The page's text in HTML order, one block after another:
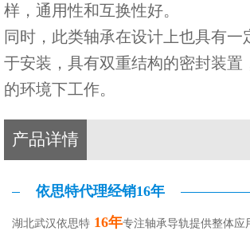
样，通用性和互换性好。
同时，此类轴承在设计上也具有一
于安装，具有双重结构的密封装置
的环境下工作。
产品详情
依思特代理经销16年
湖北武汉依思特 16年专注轴承导轨提供整体应